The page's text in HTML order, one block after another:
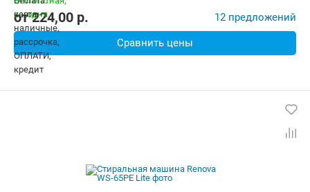
от224,00 p. 12 предложений
Сравнить цены